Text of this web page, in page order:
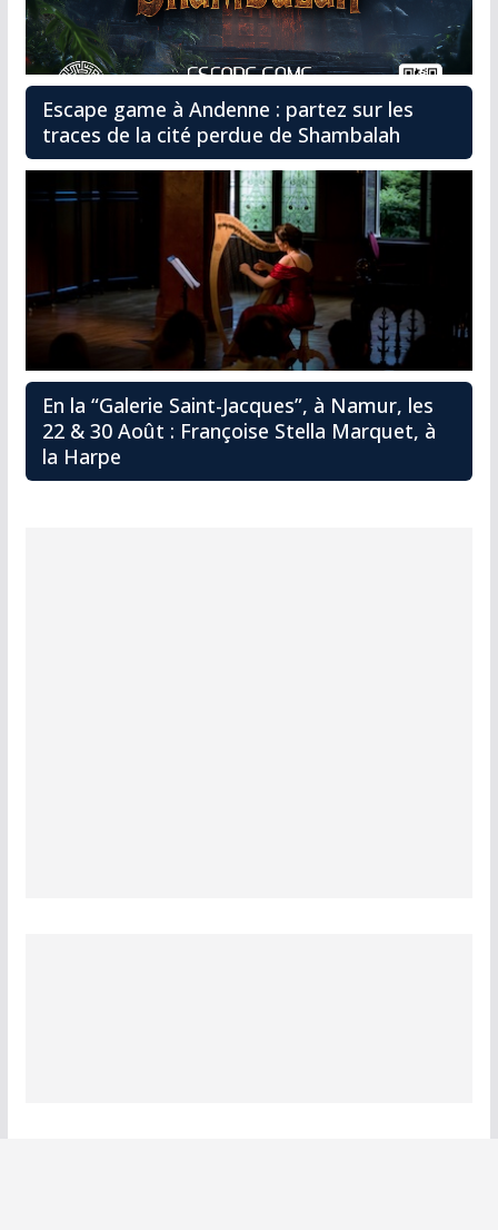
Escape game à Andenne : partez sur les
traces de la cité perdue de Shambalah
En la “Galerie Saint-Jacques”, à Namur, les
22 & 30 Août : Françoise Stella Marquet, à
la Harpe